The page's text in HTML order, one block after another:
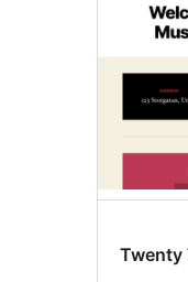
Twenty